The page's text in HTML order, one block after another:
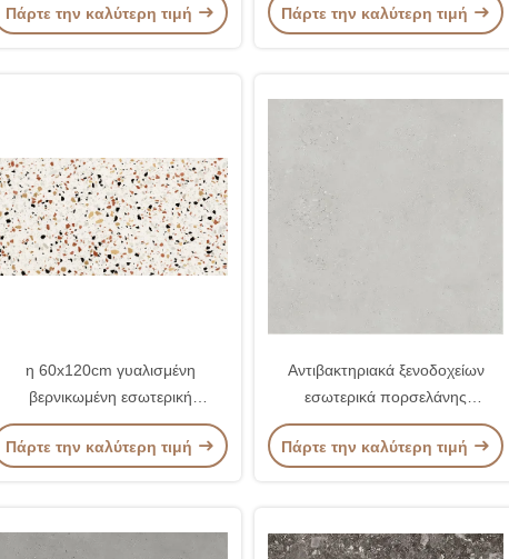
Πάρτε την καλύτερη τιμή
κουζινών πλάκες
Πάρτε την καλύτερη τιμή
η 60x120cm γυαλισμένη
βερνικωμένη εσωτερική
πορσελάνη κεραμώνει το άσπρο
χρώμα
Πάρτε την καλύτερη τιμή
Αντιβακτηριακά ξενοδοχείων
εσωτερικά πορσελάνης
κεραμιδιών κεραμίδια πατωμάτων
προγράμματος εσωτερικά
Πάρτε την καλύτερη τιμή